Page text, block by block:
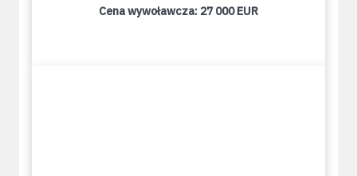
Cena wywoławcza: 27 000 EUR